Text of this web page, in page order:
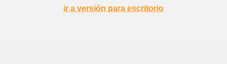
ir a versión para escritorio